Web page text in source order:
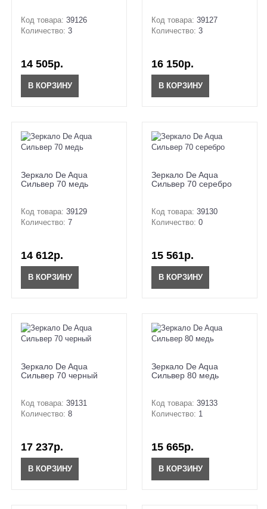
Код товара: 39126
Количество: 3
14 505р.
В КОРЗИНУ
Код товара: 39127
Количество: 3
16 150р.
В КОРЗИНУ
Зеркало De Aqua
Сильвер 70 медь
Код товара: 39129
Количество: 7
14 612р.
В КОРЗИНУ
Зеркало De Aqua
Сильвер 70 серебро
Код товара: 39130
Количество: 0
15 561р.
В КОРЗИНУ
Зеркало De Aqua
Сильвер 70 черный
Код товара: 39131
Количество: 8
17 237р.
В КОРЗИНУ
Зеркало De Aqua
Сильвер 80 медь
Код товара: 39133
Количество: 1
15 665р.
В КОРЗИНУ